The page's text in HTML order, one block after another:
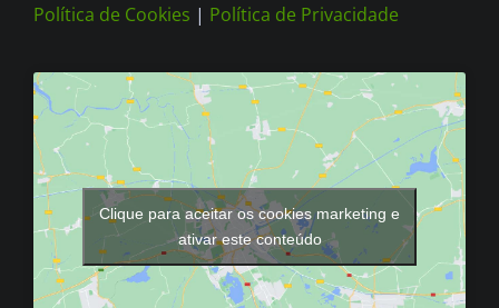
Política de Cookies | Política de Privacidade
Clique para aceitar os cookies marketing e
ativar este conteúdo